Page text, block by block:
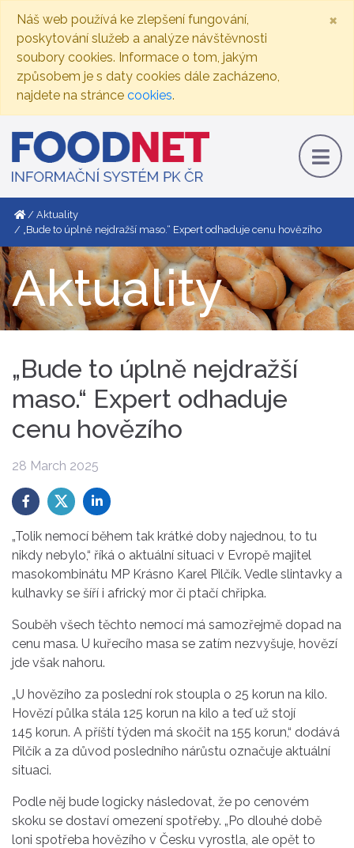
Náš web používá ke zlepšení fungování,
poskytování služeb a analýze návštěvnosti
soubory cookies. Informace o tom, jakým
způsobem je s daty cookies dále zacházeno,
najdete na stránce cookies.
×
Aktuality
„Bude to úplně nejdražší maso.“ Expert odhaduje cenu hovězího
Aktuality
„Bude to úplně nejdražší
maso.“ Expert odhaduje
cenu hovězího
28 March 2025
„Tolik nemocí během tak krátké doby najednou, to tu
nikdy nebylo,“ říká o aktuální situaci v Evropě majitel
masokombinátu MP Krásno Karel Pilčík. Vedle slintavky a
kulhavky se šíří i africký mor či ptačí chřipka.
Souběh všech těchto nemocí má samozřejmě dopad na
cenu masa. U kuřecího masa se zatím nezvyšuje, hovězí
jde však nahoru.
„U hovězího za poslední rok stoupla o 25 korun na kilo.
Hovězí půlka stála 125 korun na kilo a teď už stojí
145 korun. A příští týden má skočit na 155 korun,“ dodává
Pilčík a za důvod posledního nárůstu označuje aktuální
situaci.
Podle něj bude logicky následovat, že po cenovém
skoku se dostaví omezení spotřeby. „Po dlouhé době
loni spotřeba hovězího v Česku vyrostla, ale opět to